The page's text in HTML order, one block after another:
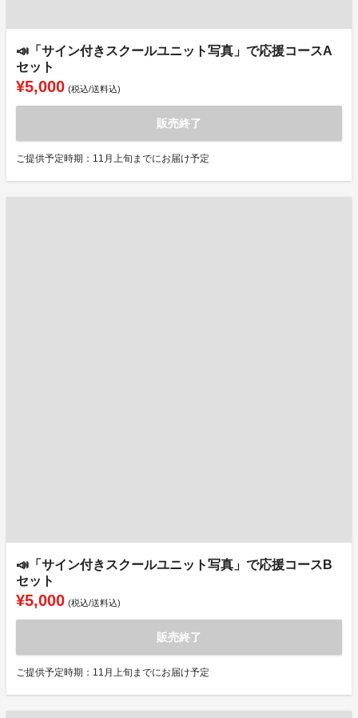
📣「サイン付きスクールユニット写真」で応援コースA
セット
¥5,000 (税込/送料込)
販売終了
ご提供予定時期：11月上旬までにお届け予定
📣「サイン付きスクールユニット写真」で応援コースB
セット
¥5,000 (税込/送料込)
販売終了
ご提供予定時期：11月上旬までにお届け予定